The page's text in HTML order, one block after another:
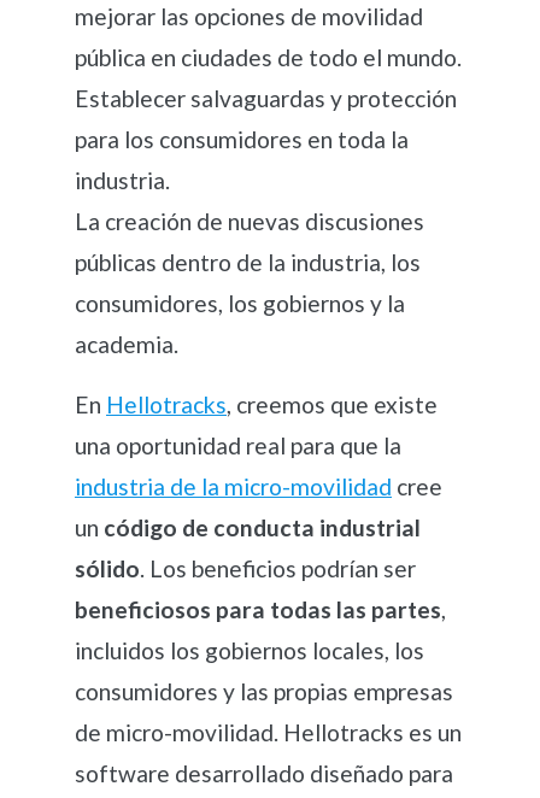
mejorar las opciones de movilidad
pública en ciudades de todo el mundo.
Establecer salvaguardas y protección
para los consumidores en toda la
industria.
La creación de nuevas discusiones
públicas dentro de la industria, los
consumidores, los gobiernos y la
academia.
En Hellotracks , creemos que existe
una oportunidad real para que la
industria de la micro-movilidad cree
un código de conducta industrial
sólido . Los beneficios podrían ser
beneficiosos para todas las partes
incluidos los gobiernos locales, los
consumidores y las propias empresas
de micro-movilidad. Hellotracks es un
software desarrollado diseñado para